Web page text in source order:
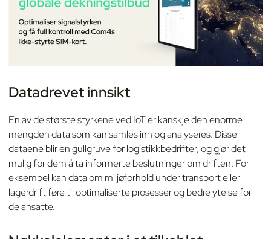
Datadrevet innsikt
En av de største styrkene ved IoT er kanskje den enorme
mengden data som kan samles inn og analyseres. Disse
dataene blir en gullgruve for logistikkbedrifter, og gjør det
mulig for dem å ta informerte beslutninger om driften. For
eksempel kan data om miljøforhold under transport eller
lagerdrift føre til optimaliserte prosesser og bedre ytelse for
de ansatte.